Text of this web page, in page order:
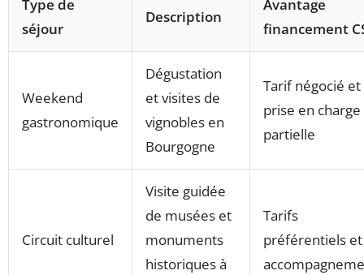
Type de
séjour
Description
Avantage
financement
Weekend
gastronomique
Dégustation
et visites de
vignobles en
Bourgogne
Tarif négocié et
prise en charge
partielle
Circuit culturel
Visite guidée
de musées et
monuments
historiques à
Tarifs
préférentiels et